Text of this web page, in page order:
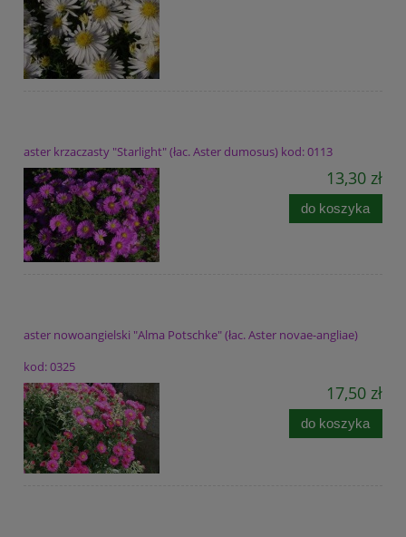
aster krzaczasty "Starlight" (łac. Aster dumosus) kod: 0113
13,30 zł
do koszyka
aster nowoangielski "Alma Potschke" (łac. Aster novae-angliae)
kod: 0325
17,50 zł
do koszyka